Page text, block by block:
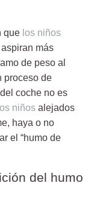
que los niños
más
de peso al
proceso de
coche no es
los niños alejados
haya o no
el “humo de
del humo